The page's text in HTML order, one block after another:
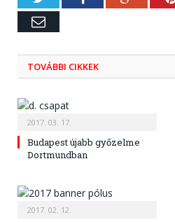
Email
TOVÁBBI CIKKEK
2017. 03. 17.
Budapest újabb győzelme
Dortmundban
2017. 02. 12.